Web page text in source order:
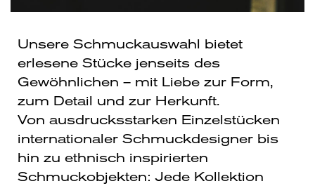
Unsere Schmuckauswahl bietet
erlesene Stücke jenseits des
Gewöhnlichen – mit Liebe zur Form,
zum Detail und zur Herkunft.
Von ausdrucksstarken Einzelstücken
internationaler Schmuckdesigner bis
hin zu ethnisch inspirierten
Schmuckobjekten: Jede Kollektion